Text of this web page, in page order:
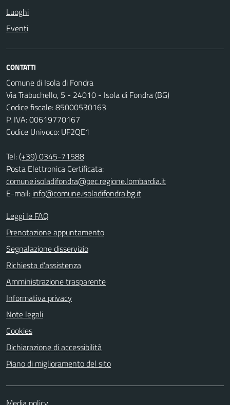
Luoghi
Eventi
CONTATTI
Comune di Isola di Fondra
Via Trabuchello, 5 - 24010 - Isola di Fondra (BG)
Codice fiscale: 85000530163
P. IVA: 00619770167
Codice Univoco: UF2QE1
Tel:(+39) 0345-71588
Posta Elettronica Certificata:
comune.isoladifondra@pec.regione.lombardia.it
E-mail: info@comune.isoladifondra.bg.it
Leggi le FAQ
Prenotazione appuntamento
Segnalazione disservizio
Richiesta d'assistenza
Amministrazione trasparente
Informativa privacy
Note legali
Cookies
Dichiarazione di accessibilità
Piano di miglioramento del sito